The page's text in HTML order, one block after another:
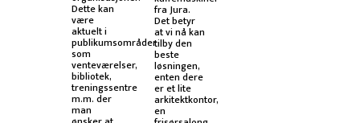
Dette kan
være
aktuelt i
publikumsområder
som
venteværelser,
bibliotek,
treningssentre
m.m. der
man
fra Jura.
Det betyr
at vi nå kan
tilby den
beste
løsningen,
enten dere
er et lite
arkitektkontor,
en